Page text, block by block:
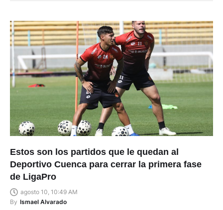
Estos son los partidos que le quedan al
Deportivo Cuenca para cerrar la primera fase
de LigaPro
agosto 10, 10:49 AM
By Ismael Alvarado